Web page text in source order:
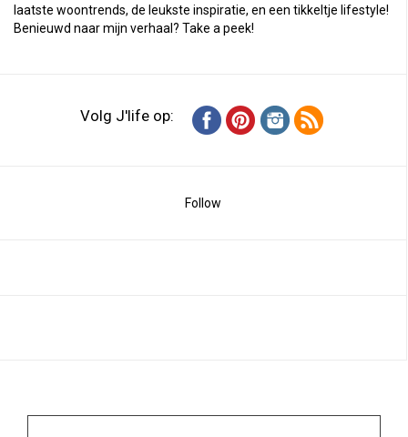
laatste woontrends, de leukste inspiratie, en een tikkeltje lifestyle!
Benieuwd naar mijn verhaal? Take a peek!
Volg J'life op:
Follow